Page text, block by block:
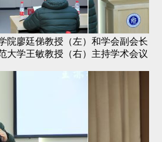
院廖廷俤教授（左）和学会副会长
大学王敏教授（右）主持学术会议